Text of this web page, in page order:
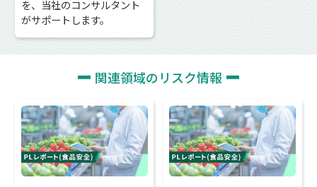
を、当社のコンサルタント
がサポートします。
関連領域のリスク情報